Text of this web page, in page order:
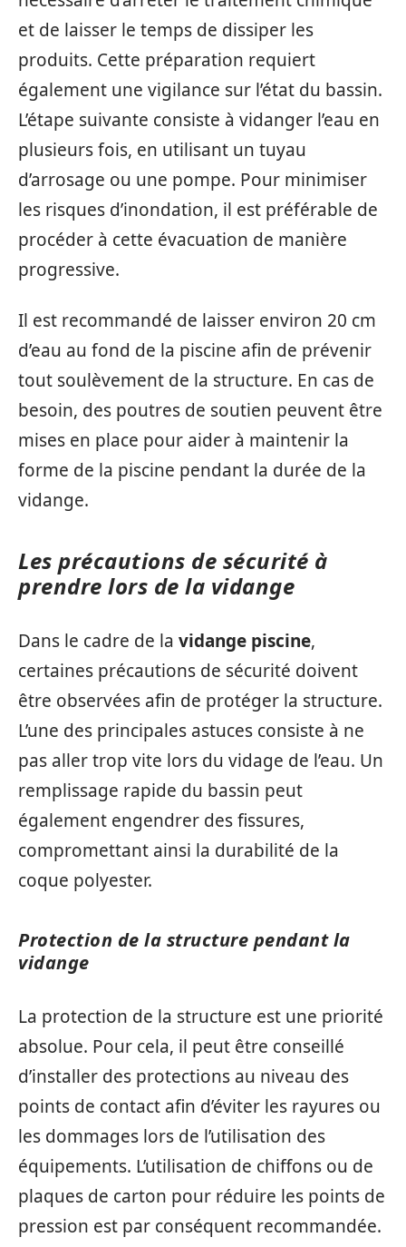
et de laisser le temps de dissiper les
produits. Cette préparation requiert
également une vigilance sur l’état du bassin.
L’étape suivante consiste à vidanger l’eau en
plusieurs fois, en utilisant un tuyau
d’arrosage ou une pompe. Pour minimiser
les risques d’inondation, il est préférable de
procéder à cette évacuation de manière
progressive.
Il est recommandé de laisser environ 20 cm
d’eau au fond de la piscine afin de prévenir
tout soulèvement de la structure. En cas de
besoin, des poutres de soutien peuvent être
mises en place pour aider à maintenir la
forme de la piscine pendant la durée de la
vidange.
Les précautions de sécurité à
prendre lors de la vidange
Dans le cadre de la vidange piscine,
certaines précautions de sécurité doivent
être observées afin de protéger la structure.
L’une des principales astuces consiste à ne
pas aller trop vite lors du vidage de l’eau. Un
remplissage rapide du bassin peut
également engendrer des fissures,
compromettant ainsi la durabilité de la
coque polyester.
Protection de la structure pendant la
vidange
La protection de la structure est une priorité
absolue. Pour cela, il peut être conseillé
d’installer des protections au niveau des
points de contact afin d’éviter les rayures ou
les dommages lors de l’utilisation des
équipements. L’utilisation de chiffons ou de
plaques de carton pour réduire les points de
pression est par conséquent recommandée.